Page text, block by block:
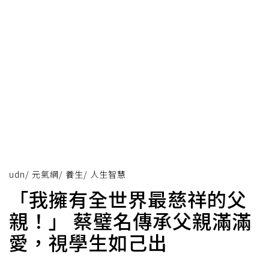
udn/ 元氣網/ 養生/ 人生智慧
「我擁有全世界最慈祥的父
親！」 蔡璧名傳承父親滿滿
愛，視學生如己出